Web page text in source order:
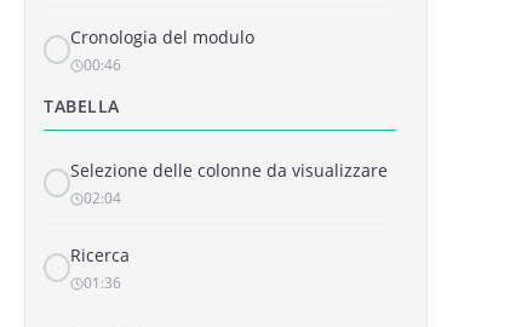
Cronologia del modulo
00:46
TABELLA
Selezione delle colonne da visualizzare
02:04
Ricerca
01:36